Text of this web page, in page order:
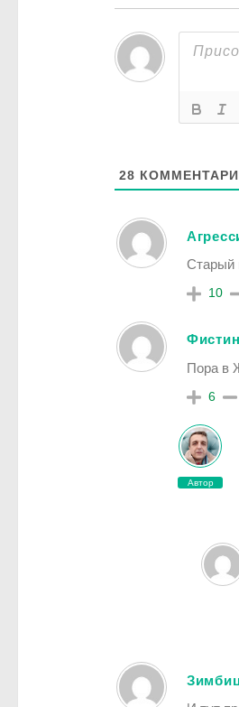
28
Старый
10
Пора в
6
Автор